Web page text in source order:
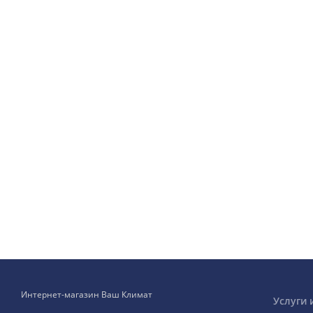
Интернет-магазин Ваш Климат Услуги